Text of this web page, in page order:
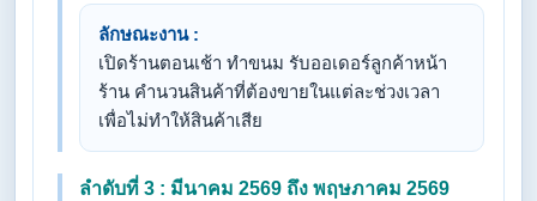
ลักษณะงาน :
เปิดร้านตอนเช้า ทำขนม รับออเดอร์ลูกค้าหน้า
ร้าน คำนวนสินค้าที่ต้องขายในแต่ละช่วงเวลา
เพื่อไม่ทำให้สินค้าเสีย
ลำดับที่ 3 : มีนาคม 2569 ถึง พฤษภาคม 2569